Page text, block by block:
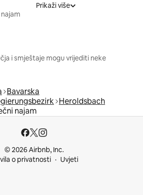
Prikaži više
i smještaje mogu vrijediti neke
Bavarska
Heroldsbach
najam
© 2026 Airbnb, Inc.
o privatnosti
Uvjeti